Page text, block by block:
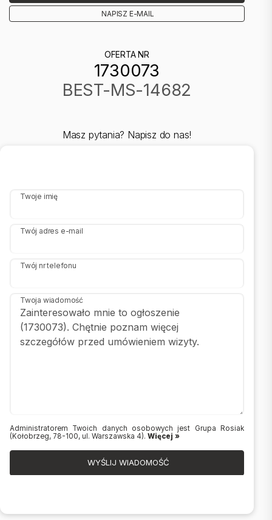
NAPISZ E-MAIL
OFERTA NR
1730073
BEST-MS-14682
Masz pytania? Napisz do nas!
Twoje imię
Twój adres e-mail
Twój nr telefonu
Twoja wiadomość
Administratorem Twoich danych osobowych jest Grupa Rosiak
(Kołobrzeg, 78-100, ul. Warszawska 4). Więcej »
WYŚLIJ WIADOMOŚĆ